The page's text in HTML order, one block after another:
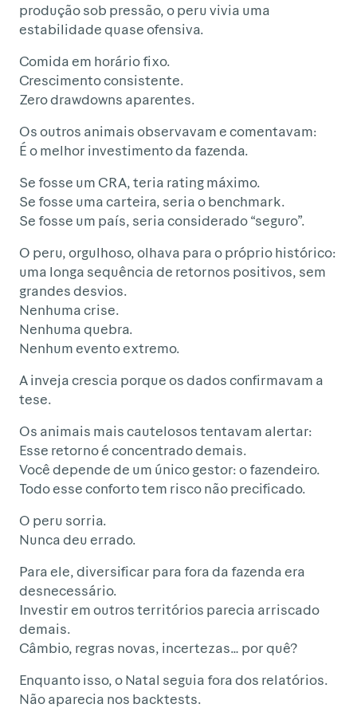
produção sob pressão, o peru vivia uma
estabilidade quase ofensiva.
Comida em horário fixo.
Crescimento consistente.
Zero drawdowns aparentes.
Os outros animais observavam e comentavam:
É o melhor investimento da fazenda.
Se fosse um CRA, teria rating máximo.
Se fosse uma carteira, seria o benchmark.
Se fosse um país, seria considerado “seguro”.
O peru, orgulhoso, olhava para o próprio histórico:
uma longa sequência de retornos positivos, sem
grandes desvios.
Nenhuma crise.
Nenhuma quebra.
Nenhum evento extremo.
A inveja crescia porque os dados confirmavam a
tese.
Os animais mais cautelosos tentavam alertar:
Esse retorno é concentrado demais.
Você depende de um único gestor: o fazendeiro.
Todo esse conforto tem risco não precificado.
O peru sorria.
Nunca deu errado.
Para ele, diversificar para fora da fazenda era
desnecessário.
Investir em outros territórios parecia arriscado
demais.
Câmbio, regras novas, incertezas… por quê?
Enquanto isso, o Natal seguia fora dos relatórios.
Não aparecia nos backtests.